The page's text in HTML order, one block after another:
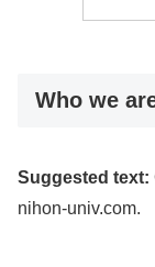
Who we
Suggested text:
nihon-univ.com.